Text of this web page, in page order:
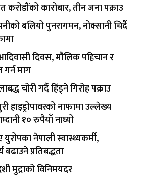
करोडौंको कारोबार, तीन जना पक्राउ
बलियो पुनरागमन, नोक्सानी चिर्दै
आदिवासी दिवस, मौलिक पहिचान र
गर्न माग
चोरी गर्दै हिंड्ने गिरोह पक्राउ
हाइड्रोपावरको नाफामा उल्लेख्य
१० रुपैयाँ नाघ्यो
नेपाली स्वास्थ्यकर्मी,
प्रतिबद्धता
मुद्राको विनिमयदर